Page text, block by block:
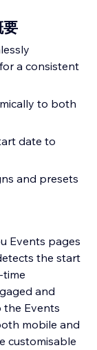
a consistent
to both
date to
and presets
Events pages
the start
time
and
the Events
mobile and
customisable